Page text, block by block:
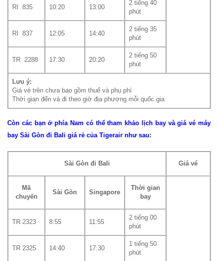
RI 835 10:20 13:00
2 tiếng 40
phút
RI 837 12:05 14:40
2 tiếng 35
phút
TR 2288 17:30 20:20
2 tiếng 50
phút
Lưu ý:
Giá vé trên chưa bao gồm thuế và phụ phí
Thời gian đến và đi theo giờ địa phương mỗi quốc gia
Còn các bạn ở phía Nam có thể tham khảo lịch bay và giá vé máy
bay Sài Gòn đi Bali giá rẻ của Tigerair như sau:
Sài Gòn đi Bali Giá vé
Mã
chuyến
Sài Gòn Singapore
Thời gian
bay
TR 2323 8:55 11:55
2 tiếng 00
phút
TR 2325 14:40 17:30
1 tiếng 50
phút